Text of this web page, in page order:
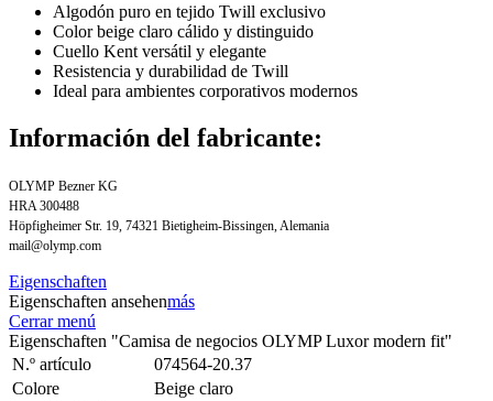
Algodón puro en tejido Twill exclusivo
Color beige claro cálido y distinguido
Cuello Kent versátil y elegante
Resistencia y durabilidad de Twill
Ideal para ambientes corporativos modernos
Información del fabricante:
OLYMP Bezner KG
HRA 300488
Höpfigheimer Str. 19, 74321 Bietigheim-Bissingen, Alemania
mail@olymp.com
Eigenschaften
Eigenschaften ansehenmás
Cerrar menú
Eigenschaften "Camisa de negocios OLYMP Luxor modern fit"
N.º artículo
074564-20.37
Colore
Beige claro